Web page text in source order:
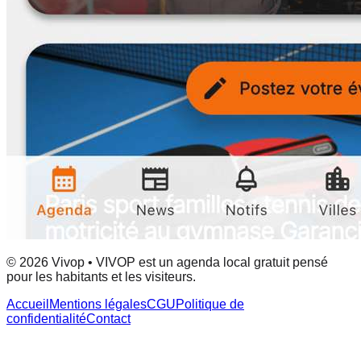
© 2026 Vivop • VIVOP est un agenda local gratuit pensé
pour les habitants et les visiteurs.
Accueil Mentions légalesCGUPolitique de
confidentialitéContact